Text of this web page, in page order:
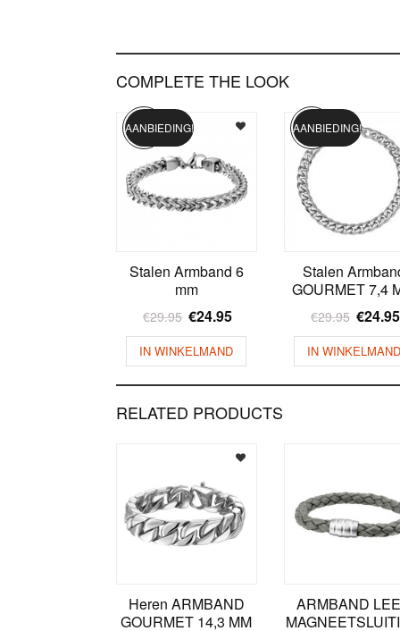
COMPLETE THE LOOK
Stalen Armband 6
mm
€29.95 €24.95
AANBIEDING!
IN WINKELMAND
Stalen
GOURMET 7,4
€29.95 €24.95
AANBIEDING!
IN WINKELMAND
RELATED PRODUCTS
Heren ARMBAND
GOURMET 14,3 MM
ARMBAND